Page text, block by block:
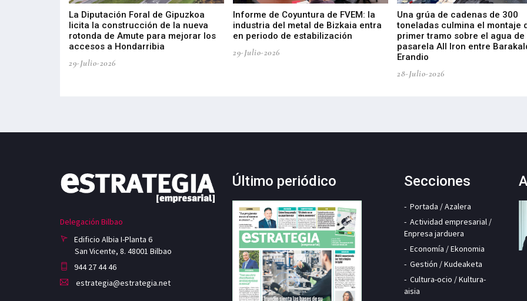
La Diputación Foral de Gipuzkoa
licita la construcción de la nueva
rotonda de Amute para mejorar los
accesos a Hondarribia
29-Julio-2026
Informe de Coyuntura de FVEM: la
industria del metal de Bizkaia entra
en periodo de estabilización
29-Julio-2026
Una grúa de cadenas de 300
toneladas culmina el montaje
primer tramo sobre el agua de
pasarela All Iron entre
Erandio
28-Julio-2026
Delegación Bilbao
Edificio Albia I-Planta 6
San Vicente, 8. 48001 Bilbao
944 27 44 46
estrategia@estrategia.net
Último periódico Secciones
Portada / Azalera
Actividad empresarial /
Enpresa jarduera
Economía / Ekonomia
Gestión / Kudeaketa
Cultura-ocio / Kultura-
aisia